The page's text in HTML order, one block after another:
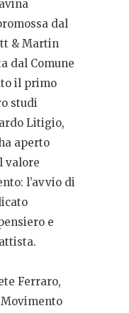
dal
& Martin
dal Comune
il primo
studi
Litigio,
aperto
valore
l’avvio di
e
Ferraro,